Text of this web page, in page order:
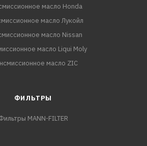
масло Honda
масло Лукойл
масло Nissan
масло Liqui Moly
масло ZIC
ФИЛЬТРЫ
MANN-FILTER